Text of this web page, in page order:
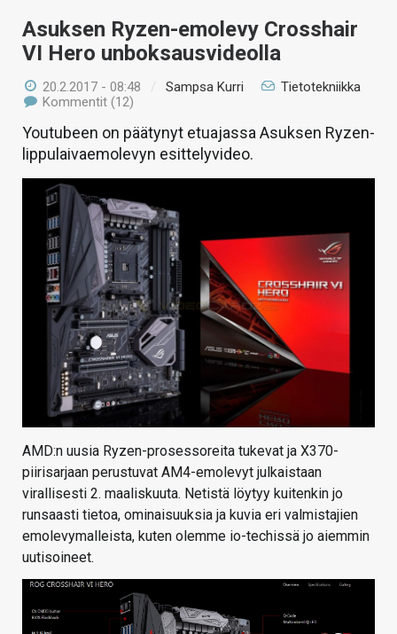
Asuksen Ryzen-emolevy Crosshair
VI Hero unboksausvideolla
20.2.2017 - 08:48 / Sampsa Kurri
Tietotekniikka
Kommentit (12)
Youtubeen on päätynyt etuajassa Asuksen Ryzen-
lippulaivaemolevyn esittelyvideo.
AMD:n uusia Ryzen-prosessoreita tukevat ja X370-
piirisarjaan perustuvat AM4-emolevyt julkaistaan
virallisesti 2. maaliskuuta. Netistä löytyy kuitenkin jo
runsaasti tietoa, ominaisuuksia ja kuvia eri valmistajien
emolevymalleista, kuten olemme io-techissä jo aiemmin
uutisoineet.